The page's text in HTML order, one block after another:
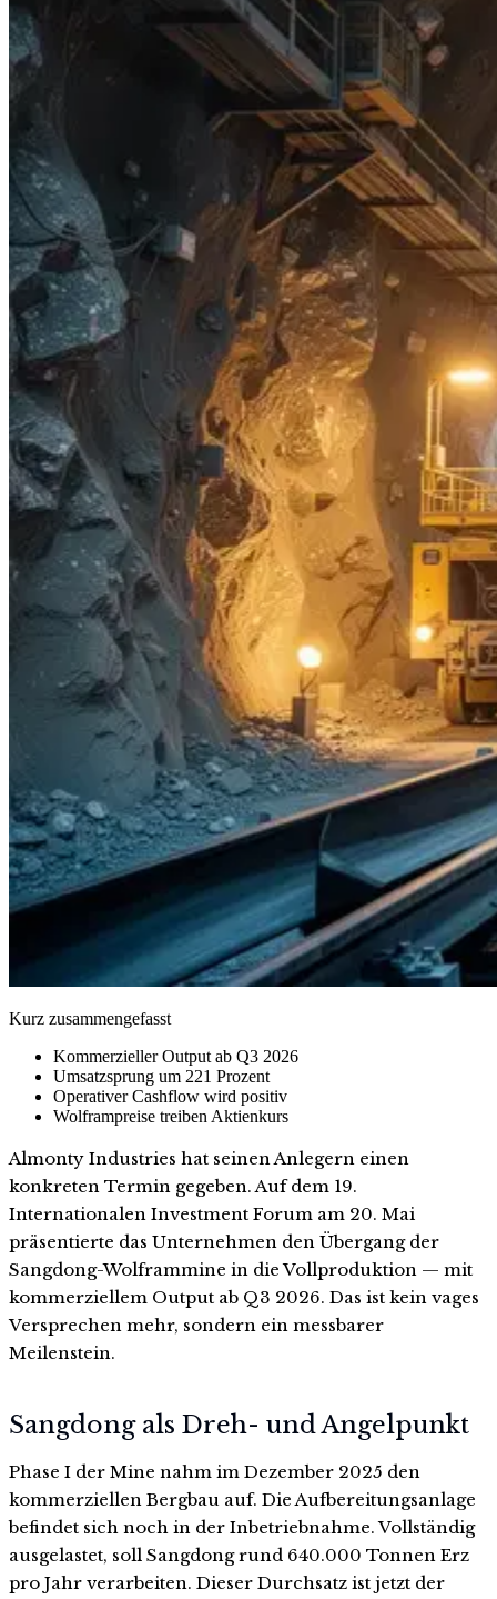
Kurz zusammengefasst
Kommerzieller Output ab Q3 2026
Umsatzsprung um 221 Prozent
Operativer Cashflow wird positiv
Wolframpreise treiben Aktienkurs
Almonty Industries hat seinen Anlegern einen
konkreten Termin gegeben. Auf dem 19.
Internationalen Investment Forum am 20. Mai
präsentierte das Unternehmen den Übergang der
Sangdong-Wolframmine in die Vollproduktion — mit
kommerziellem Output ab Q3 2026. Das ist kein vages
Versprechen mehr, sondern ein messbarer
Meilenstein.
Sangdong als Dreh- und Angelpunkt
Phase I der Mine nahm im Dezember 2025 den
kommerziellen Bergbau auf. Die Aufbereitungsanlage
befindet sich noch in der Inbetriebnahme. Vollständig
ausgelastet, soll Sangdong rund 640.000 Tonnen Erz
pro Jahr verarbeiten. Dieser Durchsatz ist jetzt der